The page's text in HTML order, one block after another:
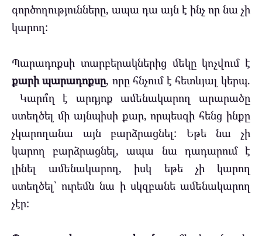
գործողությունները, ապա դա այն է ինչ որ նա չի
կարող:
Պարադոքսի տարբերակներից մեկը կոչվում է
քարի պարադոքսը, որը հնչում է հետևյալ կերպ.
Կարո՞ղ է արդյոք ամենակարող արարածը
ստեղծել մի այնպիսի քար, որպեսզի հենց ինքը
չկարողանա այն բարձրացնել: Եթե նա չի
կարող բարձրացնել, ապա նա դադարում է
լինել ամենակարող, իսկ եթե չի կարող
ստեղծել՝ ուրեմն նա ի սկզբանե ամենակարող
չէր: